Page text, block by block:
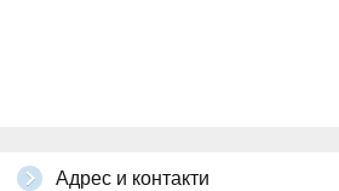
Адрес и контакти